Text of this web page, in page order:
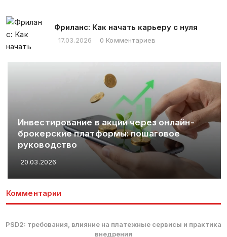
Фриланс: Как начать карьеру с нуля
17.03.2026 0 Комментариев
Инвестирование в акции через онлайн-
брокерские платформы: пошаговое
руководство
20.03.2026
Комментарии
PSD2: требования, влияние на платежные сервисы и практика
внедрения